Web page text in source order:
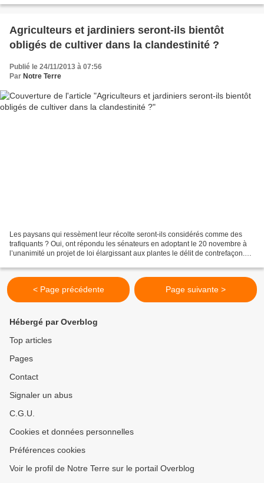
Agriculteurs et jardiniers seront-ils bientôt
obligés de cultiver dans la clandestinité ?
Publié le 24/11/2013 à 07:56
Par Notre Terre
Les paysans qui ressèment leur récolte seront-ils considérés comme des
trafiquants ? Oui, ont répondu les sénateurs en adoptant le 20 novembre à
l’unanimité un projet de loi élargissant aux plantes le délit de contrefaçon.
< Page précédente Page suivante >
Hébergé par Overblog
Top articles
Pages
Contact
Signaler un abus
C.G.U.
Cookies et données personnelles
Préférences cookies
Voir le profil de Notre Terre sur le portail Overblog